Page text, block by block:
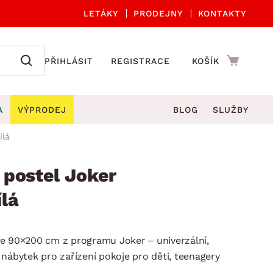
LETÁKY PRODEJNY KONTAKTY
PŘIHLÁSIT REGISTRACE KOŠÍK
Zobrazit vše
židle a křesla
lavice
houpačky
lehátka
VÝPRODEJ BLOG SLUŽBY
Joker
90×200 cm z programu Joker – univerzální,
pro zařízení pokoje pro děti, teenagery